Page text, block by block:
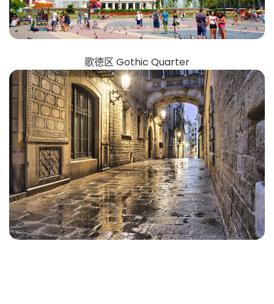
歌德区 Gothic Quarter